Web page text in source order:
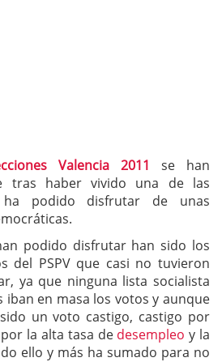
Valencia 2011
se han
tras haber vivido una de las
ha podido disfrutar de unas
podido disfrutar han sido los
del PSPV que casi no tuvieron
ya que ninguna lista socialista
iban en masa los votos y aunque
un voto castigo, castigo por
la alta tasa dedesempleo y la
ello y más ha sumado para no